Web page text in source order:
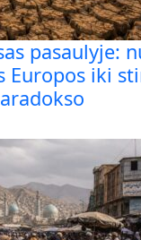
pasaulyje:
Europos iki